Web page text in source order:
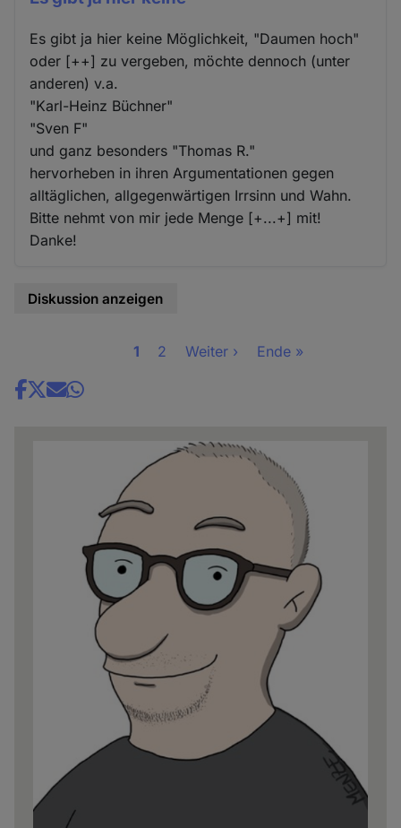
Es gibt ja hier keine Möglichkeit, "Daumen hoch"
oder [++] zu vergeben, möchte dennoch (unter
anderen) v.a.
"Karl-Heinz Büchner"
"Sven F"
und ganz besonders "Thomas R."
hervorheben in ihren Argumentationen gegen
alltäglichen, allgegenwärtigen Irrsinn und Wahn.
Bitte nehmt von mir jede Menge [+...+] mit!
Danke!
Diskussion anzeigen
Seite
1 Seite
2
Nächste
Weiter ›
Letzte
Ende »
Share